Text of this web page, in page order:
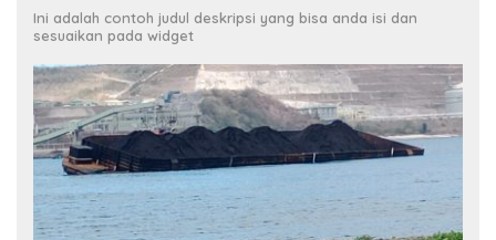
Ini adalah contoh judul deskripsi yang bisa anda isi dan
sesuaikan pada widget